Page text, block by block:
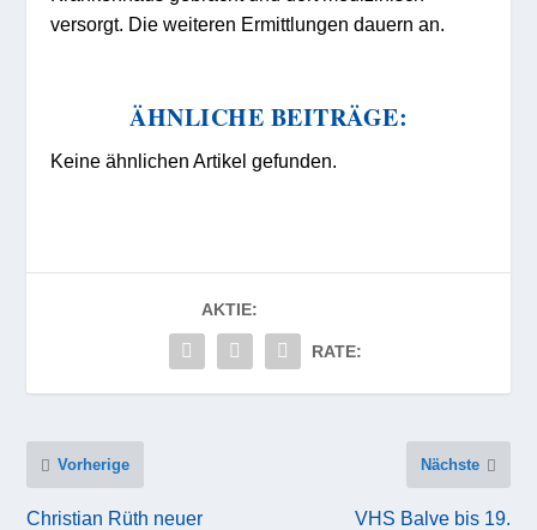
versorgt. Die weiteren Ermittlungen dauern an.
ÄHNLICHE BEITRÄGE:
Keine ähnlichen Artikel gefunden.
AKTIE:
RATE:
Vorherige
Christian Rüth neuer
Nächste
VHS Balve bis 19.